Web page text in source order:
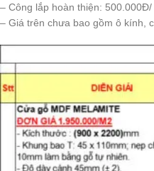
– Công lắp hoàn thiện:
– Giá trên chưa bao gồm ô kính,